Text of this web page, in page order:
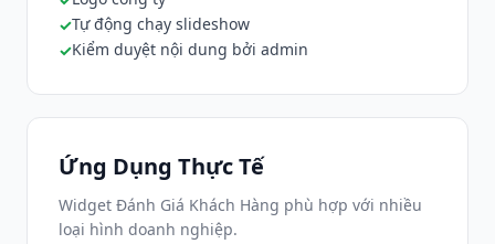
Tự động chạy slideshow
Kiểm duyệt nội dung bởi admin
Ứng Dụng Thực Tế
Widget Đánh Giá Khách Hàng phù hợp với nhiều
loại hình doanh nghiệp.